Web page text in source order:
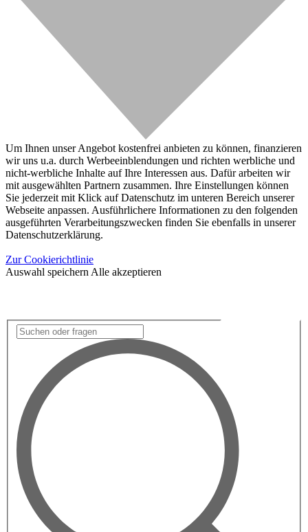
Um Ihnen unser Angebot kostenfrei anbieten zu können, finanzieren
wir uns u.a. durch Werbeeinblendungen und richten werbliche und
nicht-werbliche Inhalte auf Ihre Interessen aus. Dafür arbeiten wir
mit ausgewählten Partnern zusammen. Ihre Einstellungen können
Sie jederzeit mit Klick auf Datenschutz im unteren Bereich unserer
Webseite anpassen. Ausführlichere Informationen zu den folgenden
ausgeführten Verarbeitungszwecken finden Sie ebenfalls in unserer
Datenschutzerklärung.
Zur Cookierichtlinie
Auswahl speichern Alle akzeptieren